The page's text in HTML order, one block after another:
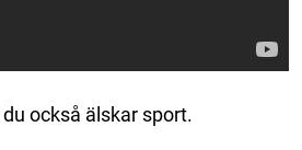
också älskar sport.